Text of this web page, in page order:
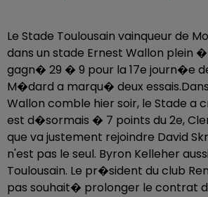
Le Stade Toulousain vainqueur de
dans un stade Ernest Wallon plein
gagn� 29 � 9 pour la 17e journ�e
M�dard a marqu� deux
Wallon comble hier soir, le Stade a
est d�sormais � 7 points du 2e,
que va justement rejoindre David
n'est pas le seul. Byron Kelleher
Toulousain. Le pr�sident du club
pas souhait� prolonger le contrat